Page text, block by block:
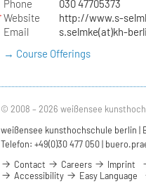
Phone
030 47705373
Website
http://www.s-
Email
s.selmke(at)kh-
→ Course Offerings
© 2008 – 2026 weißensee
weißensee kunsthochschule berlin |
Telefon: +49(0)30 477 050 |
Contact
Careers Imprint
Accessibility
Easy Language